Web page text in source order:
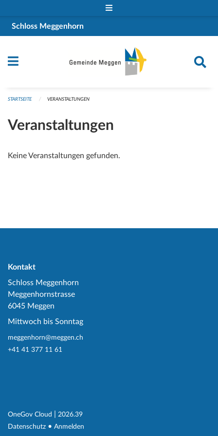
Schloss Meggenhorn
STARTSEITE VERANSTALTUNGEN
Veranstaltungen
Keine Veranstaltungen gefunden.
Kontakt
Schloss Meggenhorn
Meggenhornstrasse
6045 Meggen
Mittwoch bis Sonntag
meggenhorn@meggen.ch
+41 41 377 11 61
OneGov Cloud (External Link)
2026.39
Datenschutz (External Link)
Anmelden